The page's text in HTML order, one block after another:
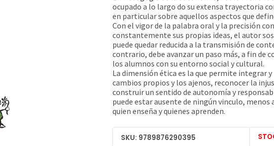
ocupado a lo largo do su extensa trayectoria
en particular sobre aquellos aspectos que
Con el vigor de la palabra oral y la precisión
constantemente sus propias ideas, el autor
puede quedar reducida a la transmisión de
contrario, debe avanzar un paso más, a fin de
los alumnos con su entorno social y cultural.
La dimensión ética es la que permite integrar
cambios propios y los ajenos, reconocer la
construir un sentido de autonomía y
puede estar ausente de ningún vinculo, menos
quien enseña y quienes aprenden.
SKU: 9789876290395